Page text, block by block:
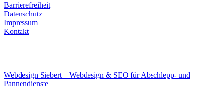
Barrierefreiheit
Datenschutz
Impressum
Kontakt
Webdesign Siebert – Webdesign & SEO für Abschlepp- und
Pannendienste